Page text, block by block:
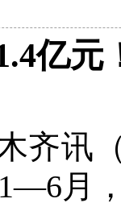
亿
齐讯
月